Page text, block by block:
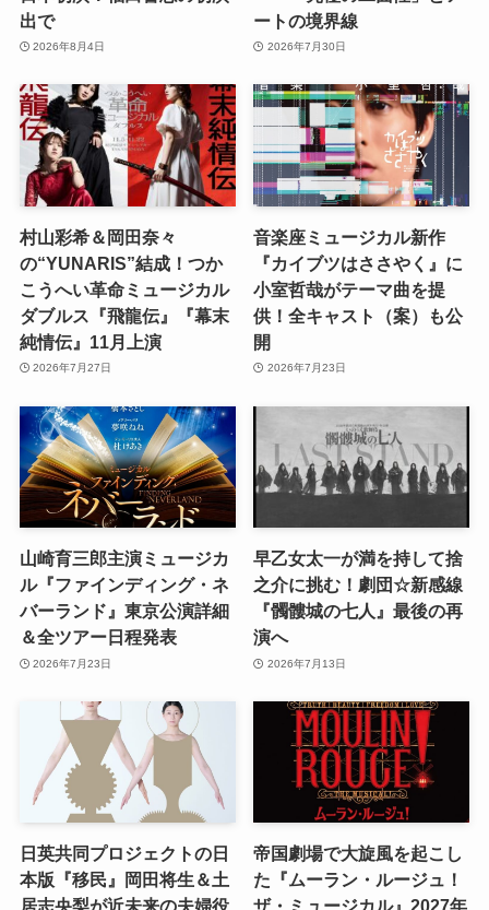
出で
2026年8月4日
ートの境界線
2026年7月30日
村山彩希＆岡田奈々
の“YUNARIS”結成！つか
こうへい革命ミュージカル
ダブルス『飛龍伝』『幕末
純情伝』11月上演
2026年7月27日
音楽座ミュージカル新作
『カイブツはささやく』に
小室哲哉がテーマ曲を提
供！全キャスト（案）も公
開
2026年7月23日
山崎育三郎主演ミュージカ
ル『ファインディング・ネ
バーランド』東京公演詳細
＆全ツアー日程発表
2026年7月23日
早乙女太一が満を持して捨
之介に挑む！劇団☆新感線
『髑髏城の七人』最後の再
演へ
2026年7月13日
日英共同プロジェクトの日
本版『移民』岡田将生＆土
居志央梨が近未来の夫婦役
帝国劇場で大旋風を起こし
た『ムーラン・ルージュ！
ザ・ミュージカル』2027年